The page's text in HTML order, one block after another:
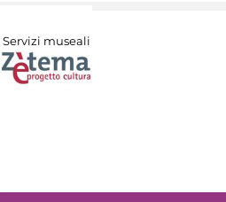
Servizi museali